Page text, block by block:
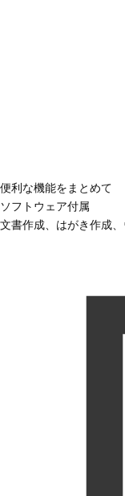
便利な機能をまとめて
ソフトウェア付属
文書作成、はがき作成